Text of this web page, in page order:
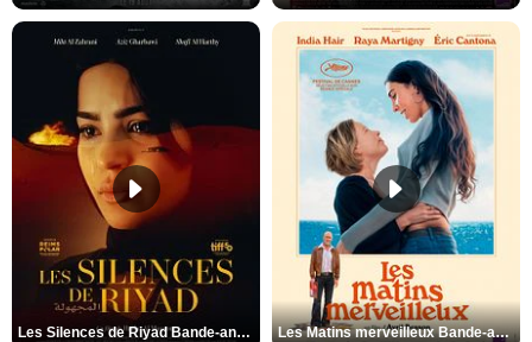
Les Silences de Riyad Bande-annonce VO STFR Les Matins merveilleux Bande-annonce VF